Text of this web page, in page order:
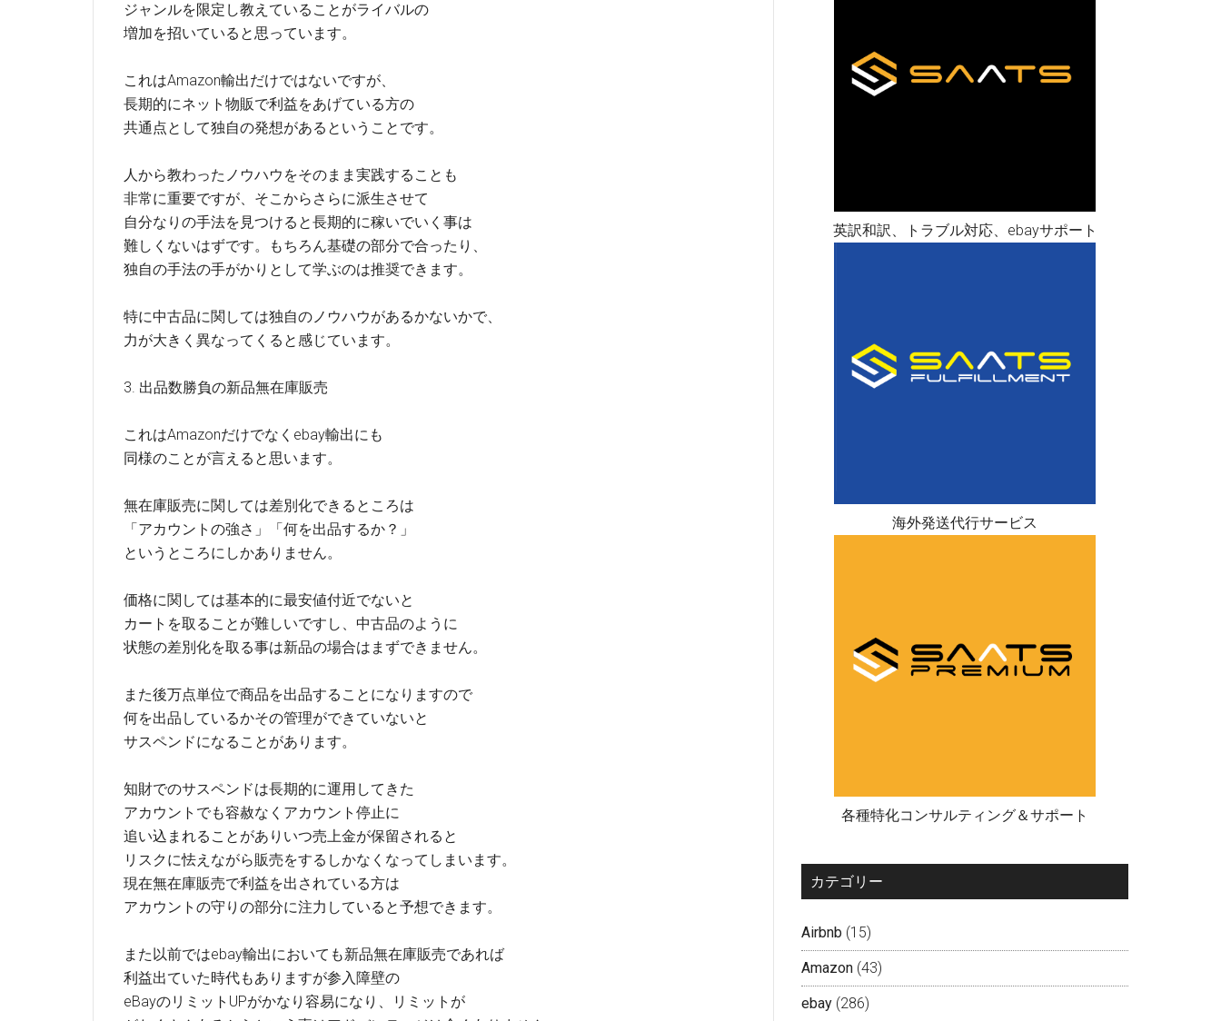
ジャンルを限定し教えていることがライバルの
増加を招いていると思っています。
これはAmazon輸出だけではないですが、
長期的にネット物販で利益をあげている方の
共通点として独自の発想があるということです。
人から教わったノウハウをそのまま実践することも
非常に重要ですが、そこからさらに派生させて
自分なりの手法を見つけると長期的に稼いでいく事は
難しくないはずです。もちろん基礎の部分で合ったり、
独自の手法の手がかりとして学ぶのは推奨できます。
特に中古品に関しては独自のノウハウがあるかないかで、
力が大きく異なってくると感じています。
3. 出品数勝負の新品無在庫販売
これはAmazonだけでなくebay輸出にも
同様のことが言えると思います。
無在庫販売に関しては差別化できるところは
「アカウントの強さ」「何を出品するか？」
というところにしかありません。
価格に関しては基本的に最安値付近でないと
カートを取ることが難しいですし、中古品のように
状態の差別化を取る事は新品の場合はまずできません。
また後万点単位で商品を出品することになりますので
何を出品しているかその管理ができていないと
サスペンドになることがあります。
知財でのサスペンドは長期的に運用してきた
アカウントでも容赦なくアカウント停止に
追い込まれることがありいつ売上金が保留されると
リスクに怯えながら販売をするしかなくなってしまいます。
現在無在庫販売で利益を出されている方は
アカウントの守りの部分に注力していると予想できます。
また以前ではebay輸出においても新品無在庫販売であれば
利益出ていた時代もありますが参入障壁の
eBayのリミットUPがかなり容易になり、リミットが
英訳和訳、トラブル対応、ebayサポート
海外発送代行サービス
各種特化コンサルティング＆サポート
カテゴリー
Airbnb (15)
Amazon (43)
ebay (286)